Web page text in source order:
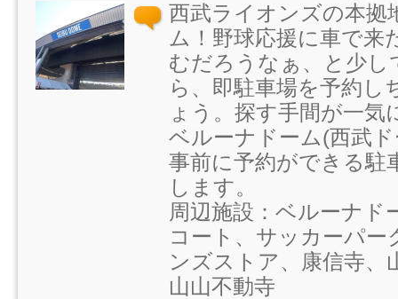
西武ライオンズの本拠
ム！野球応援に車で来
むだろうなぁ、と少し
ら、即駐車場を予約し
ょう。探す手間が一気
ベルーナドーム(西武
事前に予約ができる駐
します。
周辺施設：ベルーナド
コート、サッカーパー
ンズストア、康信寺、
山山不動寺